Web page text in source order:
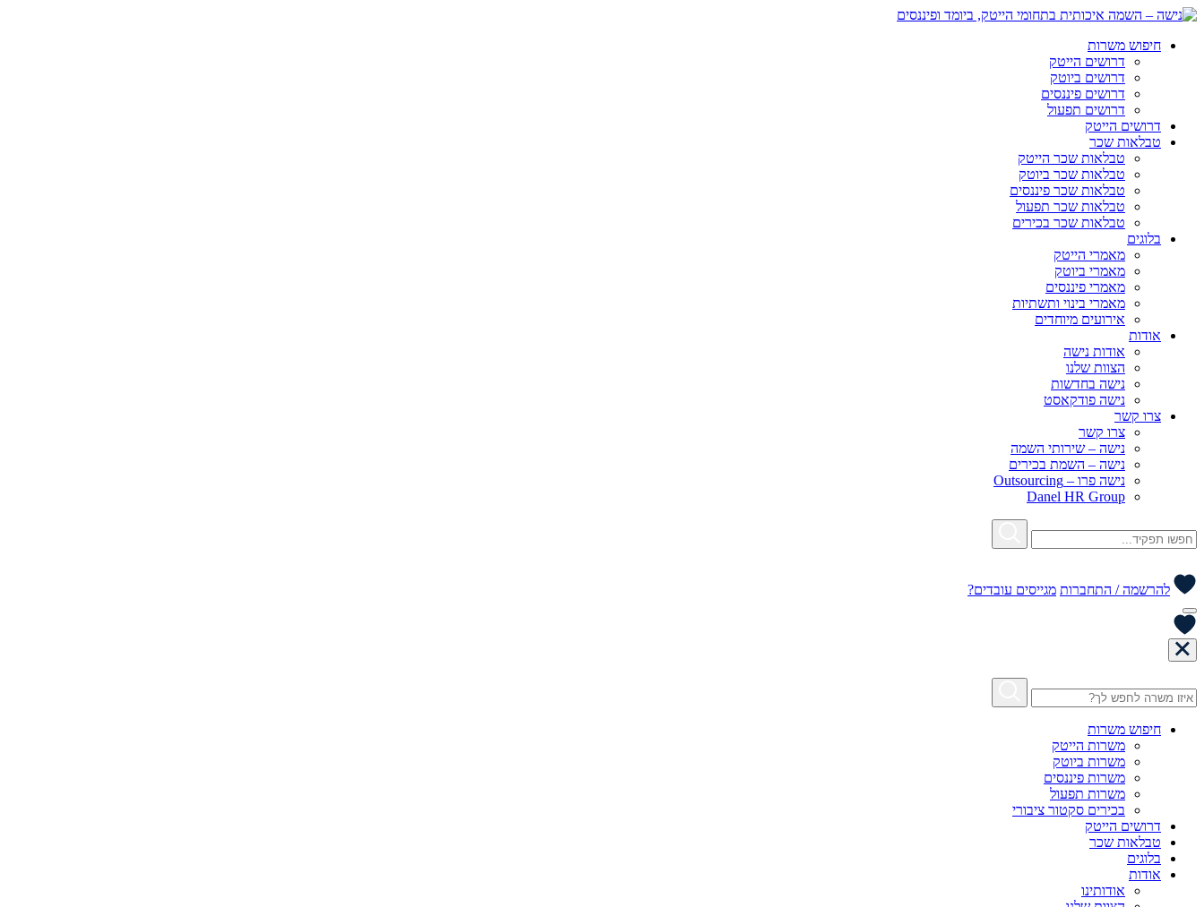
חיפוש משרות
דרושים הייטק
דרושים ביוטק
דרושים פיננסים
דרושים תפעול
דרושים הייטק
טבלאות שכר
טבלאות שכר הייטק
טבלאות שכר ביוטק
טבלאות שכר פיננסים
טבלאות שכר תפעול
טבלאות שכר בכירים
בלוגים
מאמרי הייטק
מאמרי ביוטק
מאמרי פיננסים
מאמרי בינוי ותשתיות
אירועים מיוחדים
אודות
אודות נישה
הצוות שלנו
נישה בחדשות
נישה פודקאסט
צרו קשר
צרו קשר
נישה – שירותי השמה
נישה – השמת בכירים
נישה פרו – Outsourcing
Danel HR Group
להרשמה / התחברות מגייסים עובדים?
חיפוש משרות
משרות הייטק
משרות ביוטק
משרות פיננסים
משרות תפעול
בכירים סקטור ציבורי
דרושים הייטק
טבלאות שכר
בלוגים
אודות
אודותינו